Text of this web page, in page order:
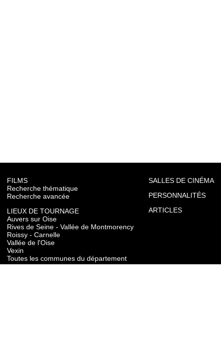
FILMS
Recherche thématique
Recherche avancée
LIEUX DE TOURNAGE
Auvers sur Oise
Rives de Seine - Vallée de Montmorency
Roissy - Carnelle
Vallée de l'Oise
Vexin
Toutes les communes du département
SALLES DE CINÉMA
PERSONNALITÉS
ARTICLES